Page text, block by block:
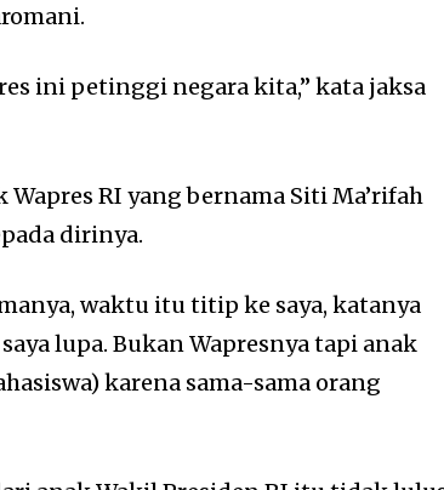
ini petinggi negara kita,” kata jaksa
RI yang bernama Siti Ma’rifah
dirinya.
waktu itu titip ke saya, katanya
lupa. Bukan Wapresnya tapi anak
karena sama-sama orang